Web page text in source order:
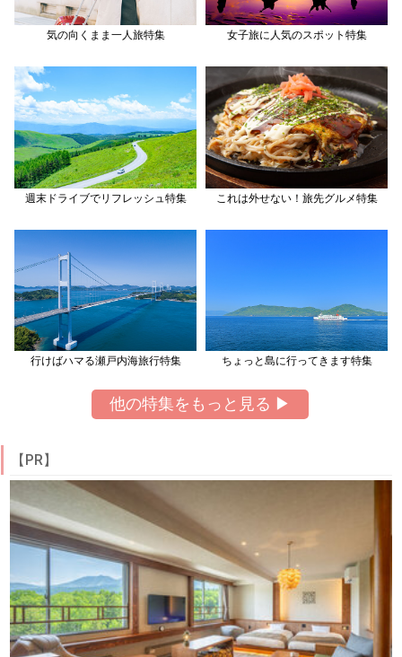
気の向くまま一人旅特集 女子旅に人気のスポット特集
週末ドライブでリフレッシュ特集 これは外せない！旅先グルメ特集
行けばハマる瀬戸内海旅行特集 ちょっと島に行ってきます特集
他の特集をもっと見る ▶
【PR】